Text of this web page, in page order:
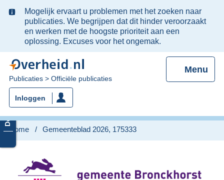
Ter
informatie:
Mogelijk ervaart u problemen met het zoeken naar
publicaties. We begrijpen dat dit hinder veroorzaakt
en werken met de hoogste prioriteit aan een
oplossing. Excuses voor het ongemak.
Menu
U
bent
nu
hier:
Publicaties Officiële publicaties
Inloggen
Home Gemeenteblad 2026, 175333